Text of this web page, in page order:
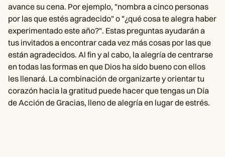
avance su cena. Por ejemplo, "nombra a cinco personas
por las que estés agradecido" o "¿qué cosa te alegra haber
experimentado este año?". Estas preguntas ayudarán a
tus invitados a encontrar cada vez más cosas por las que
están agradecidos. Al fin y al cabo, la alegría de centrarse
en todas las formas en que Dios ha sido bueno con ellos
les llenará. La combinación de organizarte y orientar tu
corazón hacia la gratitud puede hacer que tengas un Día
de Acción de Gracias, lleno de alegría en lugar de estrés.